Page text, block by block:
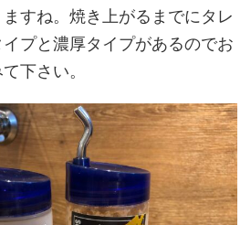
すね。焼き上がるまでにタレ
プと濃厚タイプがあるのでお
下さい。